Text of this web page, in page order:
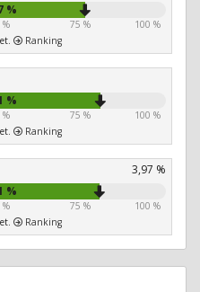
%
75 %
100 %
Ranking
%
75 %
100 %
Ranking
3,97 %
%
75 %
100 %
Ranking